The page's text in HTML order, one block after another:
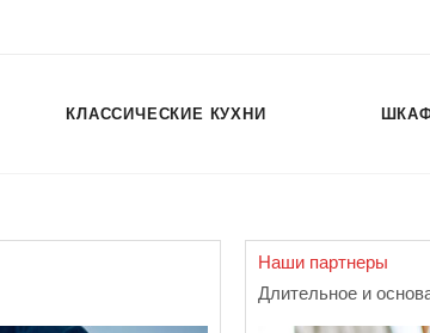
КЛАССИЧЕСКИЕ КУХНИ
Наши партнеры
Длительное и